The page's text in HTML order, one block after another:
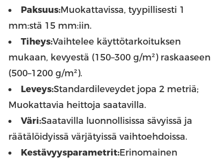
Paksuus:Muokattavissa, tyypillisesti 1
mm:stä 15 mm:iin.
Tiheys:Vaihtelee käyttötarkoituksen
mukaan, kevyestä (150–300 g/m²) raskaaseen
(500–1200 g/m²).
Leveys:Standardileveydet jopa 2 metriä;
Muokattavia heittoja saatavilla.
Väri:Saatavilla luonnollisissa sävyissä ja
räätälöidyissä värjätyissä vaihtoehdoissa.
Kestävyysparametrit:Erinomainen